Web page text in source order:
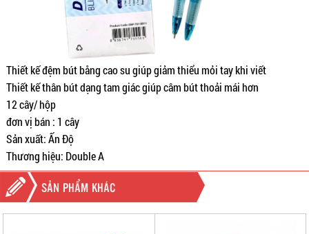
Thiết kế đệm bút bång cao su giúp giảm thiểu mỏi tay khi viết
Thiết kế thân bút dạng tam giác giúp câm bút thoải mái hơn
12 cây/ hộp
đơn vị bán : 1 cây
Sản xuất: Ấn Độ
Thương hiệu: Double A
SẢN PHẨM KHÁC